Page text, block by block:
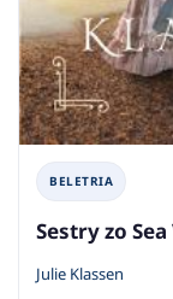
BELETRIA
Sestry zo
Julie Klassen